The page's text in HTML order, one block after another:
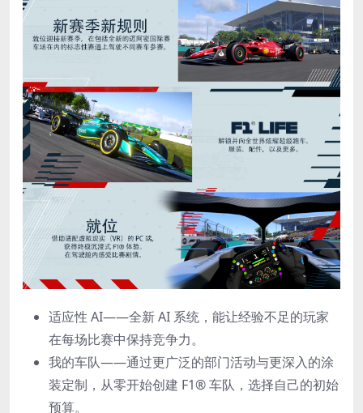
适应性 AI——全新 AI 系统，能让经验不足的玩家
在每场比赛中保持竞争力。
我的车队——通过更广泛的部门活动与更深入的涂
装定制，从零开始创建 F1® 车队，选择自己的初始
预算。